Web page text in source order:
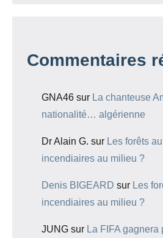
Commentaires
GNA46 sur La chanteuse
nationalité… algérienne
Dr Alain G. sur Les forêts
incendiaires au milieu ?
Denis BIGEARD sur Les
incendiaires au milieu ?
JUNG sur La FIFA